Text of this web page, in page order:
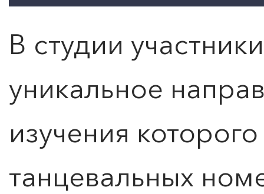
В студии
уникальное
изучения
танцевальных